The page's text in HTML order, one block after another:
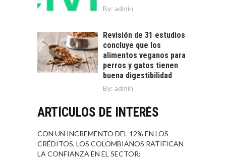
By: admin
Revisión de 31 estudios
concluye que los
alimentos veganos para
perros y gatos tienen
buena digestibilidad
By: admin
ARTÍCULOS DE INTERÉS
CON UN INCREMENTO DEL 12% EN LOS
CRÉDITOS, LOS COLOMBIANOS RATIFICAN
LA CONFIANZA EN EL SECTOR: